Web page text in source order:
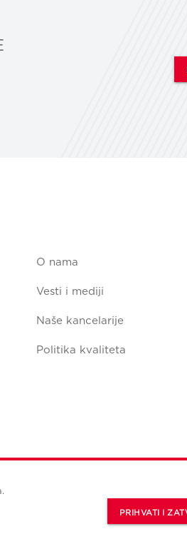
PRIHVATI I
O nama
Vesti i mediji
Naše kancelarije
Politika kvaliteta
kolačićima
2022. All Rights Reserved.